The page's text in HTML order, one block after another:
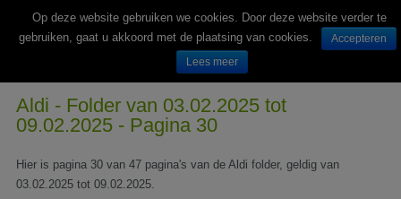
Wekelijks nieuwe folders van Nederlandse supermarkten en winkels
Aldi - Folder van 03.02.2025 tot
09.02.2025 - Pagina 30
Hier is pagina 30 van 47 pagina's van de Aldi folder, geldig van
03.02.2025 tot 09.02.2025.
Op deze website gebruiken we cookies. Door deze website verder te
gebruiken, gaat u akkoord met de plaatsing van cookies.
Accepteren
Lees meer